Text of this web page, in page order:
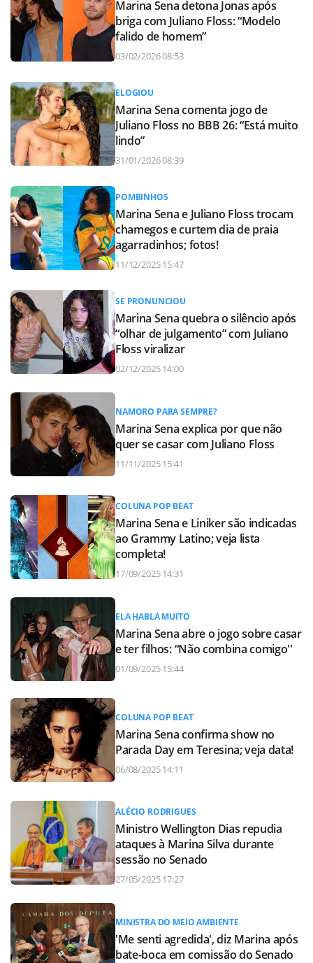
Marina Sena detona Jonas após
briga com Juliano Floss: “Modelo
falido de homem”
03/02/2026 08:53
ELOGIOU
Marina Sena comenta jogo de
Juliano Floss no BBB 26: “Está muito
lindo”
31/01/2026 08:39
POMBINHOS
Marina Sena e Juliano Floss trocam
chamegos e curtem dia de praia
agarradinhos; fotos!
11/12/2025 15:47
SE PRONUNCIOU
Marina Sena quebra o silêncio após
“olhar de julgamento” com Juliano
Floss viralizar
02/12/2025 14:00
NAMORO PARA SEMPRE?
Marina Sena explica por que não
quer se casar com Juliano Floss
11/11/2025 15:41
COLUNA POP BEAT
Marina Sena e Liniker são indicadas
ao Grammy Latino; veja lista
completa!
17/09/2025 14:31
ELA HABLA MUITO
Marina Sena abre o jogo sobre casar
e ter filhos: “Não combina comigo''
01/09/2025 15:44
COLUNA POP BEAT
Marina Sena confirma show no
Parada Day em Teresina; veja data!
06/08/2025 14:11
ALÉCIO RODRIGUES
Ministro Wellington Dias repudia
ataques à Marina Silva durante
sessão no Senado
27/05/2025 17:27
MINISTRA DO MEIO AMBIENTE
'Me senti agredida', diz Marina após
bate-boca em comissão do Senado